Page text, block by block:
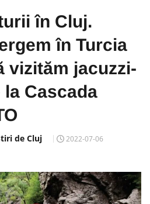
în Cluj.
în Turcia
vizităm jacuzzi-
Cascada
de Cluj
2022-07-06